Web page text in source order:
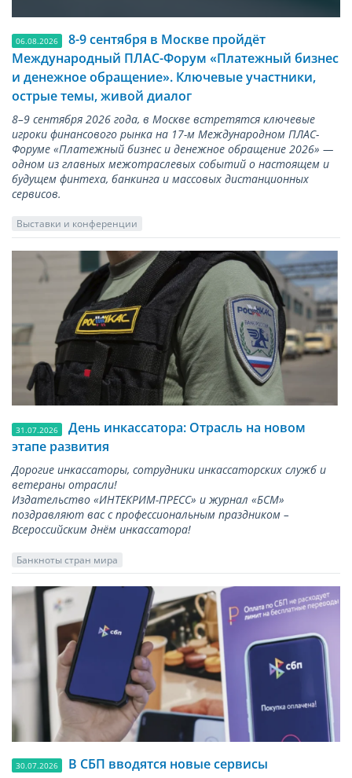
06.08.2026
8-9 сентября в Москве пройдёт
Международный ПЛАС-Форум «Платежный бизнес
и денежное обращение». Ключевые участники,
острые темы, живой диалог
8–9 сентября 2026 года, в Москве встретятся ключевые
игроки финансового рынка на 17-м Международном ПЛАС-
Форуме «Платежный бизнес и денежное обращение 2026» —
одном из главных межотраслевых событий о настоящем и
будущем финтеха, банкинга и массовых дистанционных
сервисов.
Выставки и конференции
31.07.2026
День инкассатора: Отрасль на новом
этапе развития
Дорогие инкассаторы, сотрудники инкассаторских служб и
ветераны отрасли!
Издательство «ИНТЕКРИМ-ПРЕСС» и журнал «БСМ»
поздравляют вас с профессиональным праздником –
Всероссийским днём инкассатора!
Банкноты стран мира
30.07.2026 В СБП вводятся новые сервисы